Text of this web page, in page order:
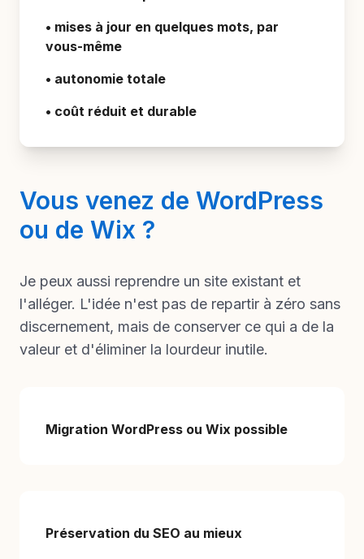
• mises à jour en quelques mots, par
vous-même
• autonomie totale
• coût réduit et durable
Vous venez de WordPress
ou de Wix ?
Je peux aussi reprendre un site existant et
l'alléger. L'idée n'est pas de repartir à zéro sans
discernement, mais de conserver ce qui a de la
valeur et d'éliminer la lourdeur inutile.
Migration WordPress ou Wix possible
Préservation du SEO au mieux